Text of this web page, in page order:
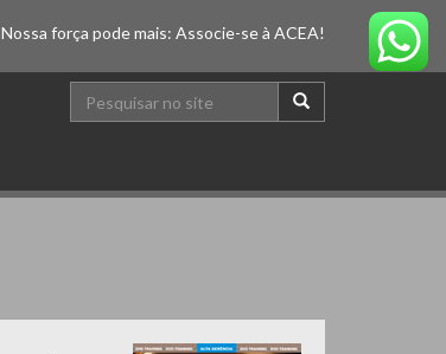
Nossa força pode mais: Associe-se à ACEA!